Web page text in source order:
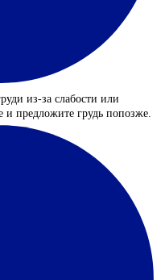
из-за слабости или
и предложите грудь попозже.